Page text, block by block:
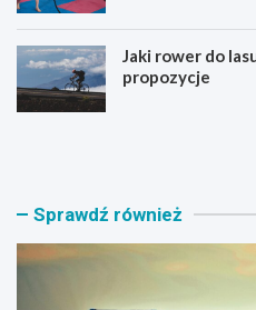
Jaki rower do
propozycje
J
o
e
B
n
k
Sprawdź również